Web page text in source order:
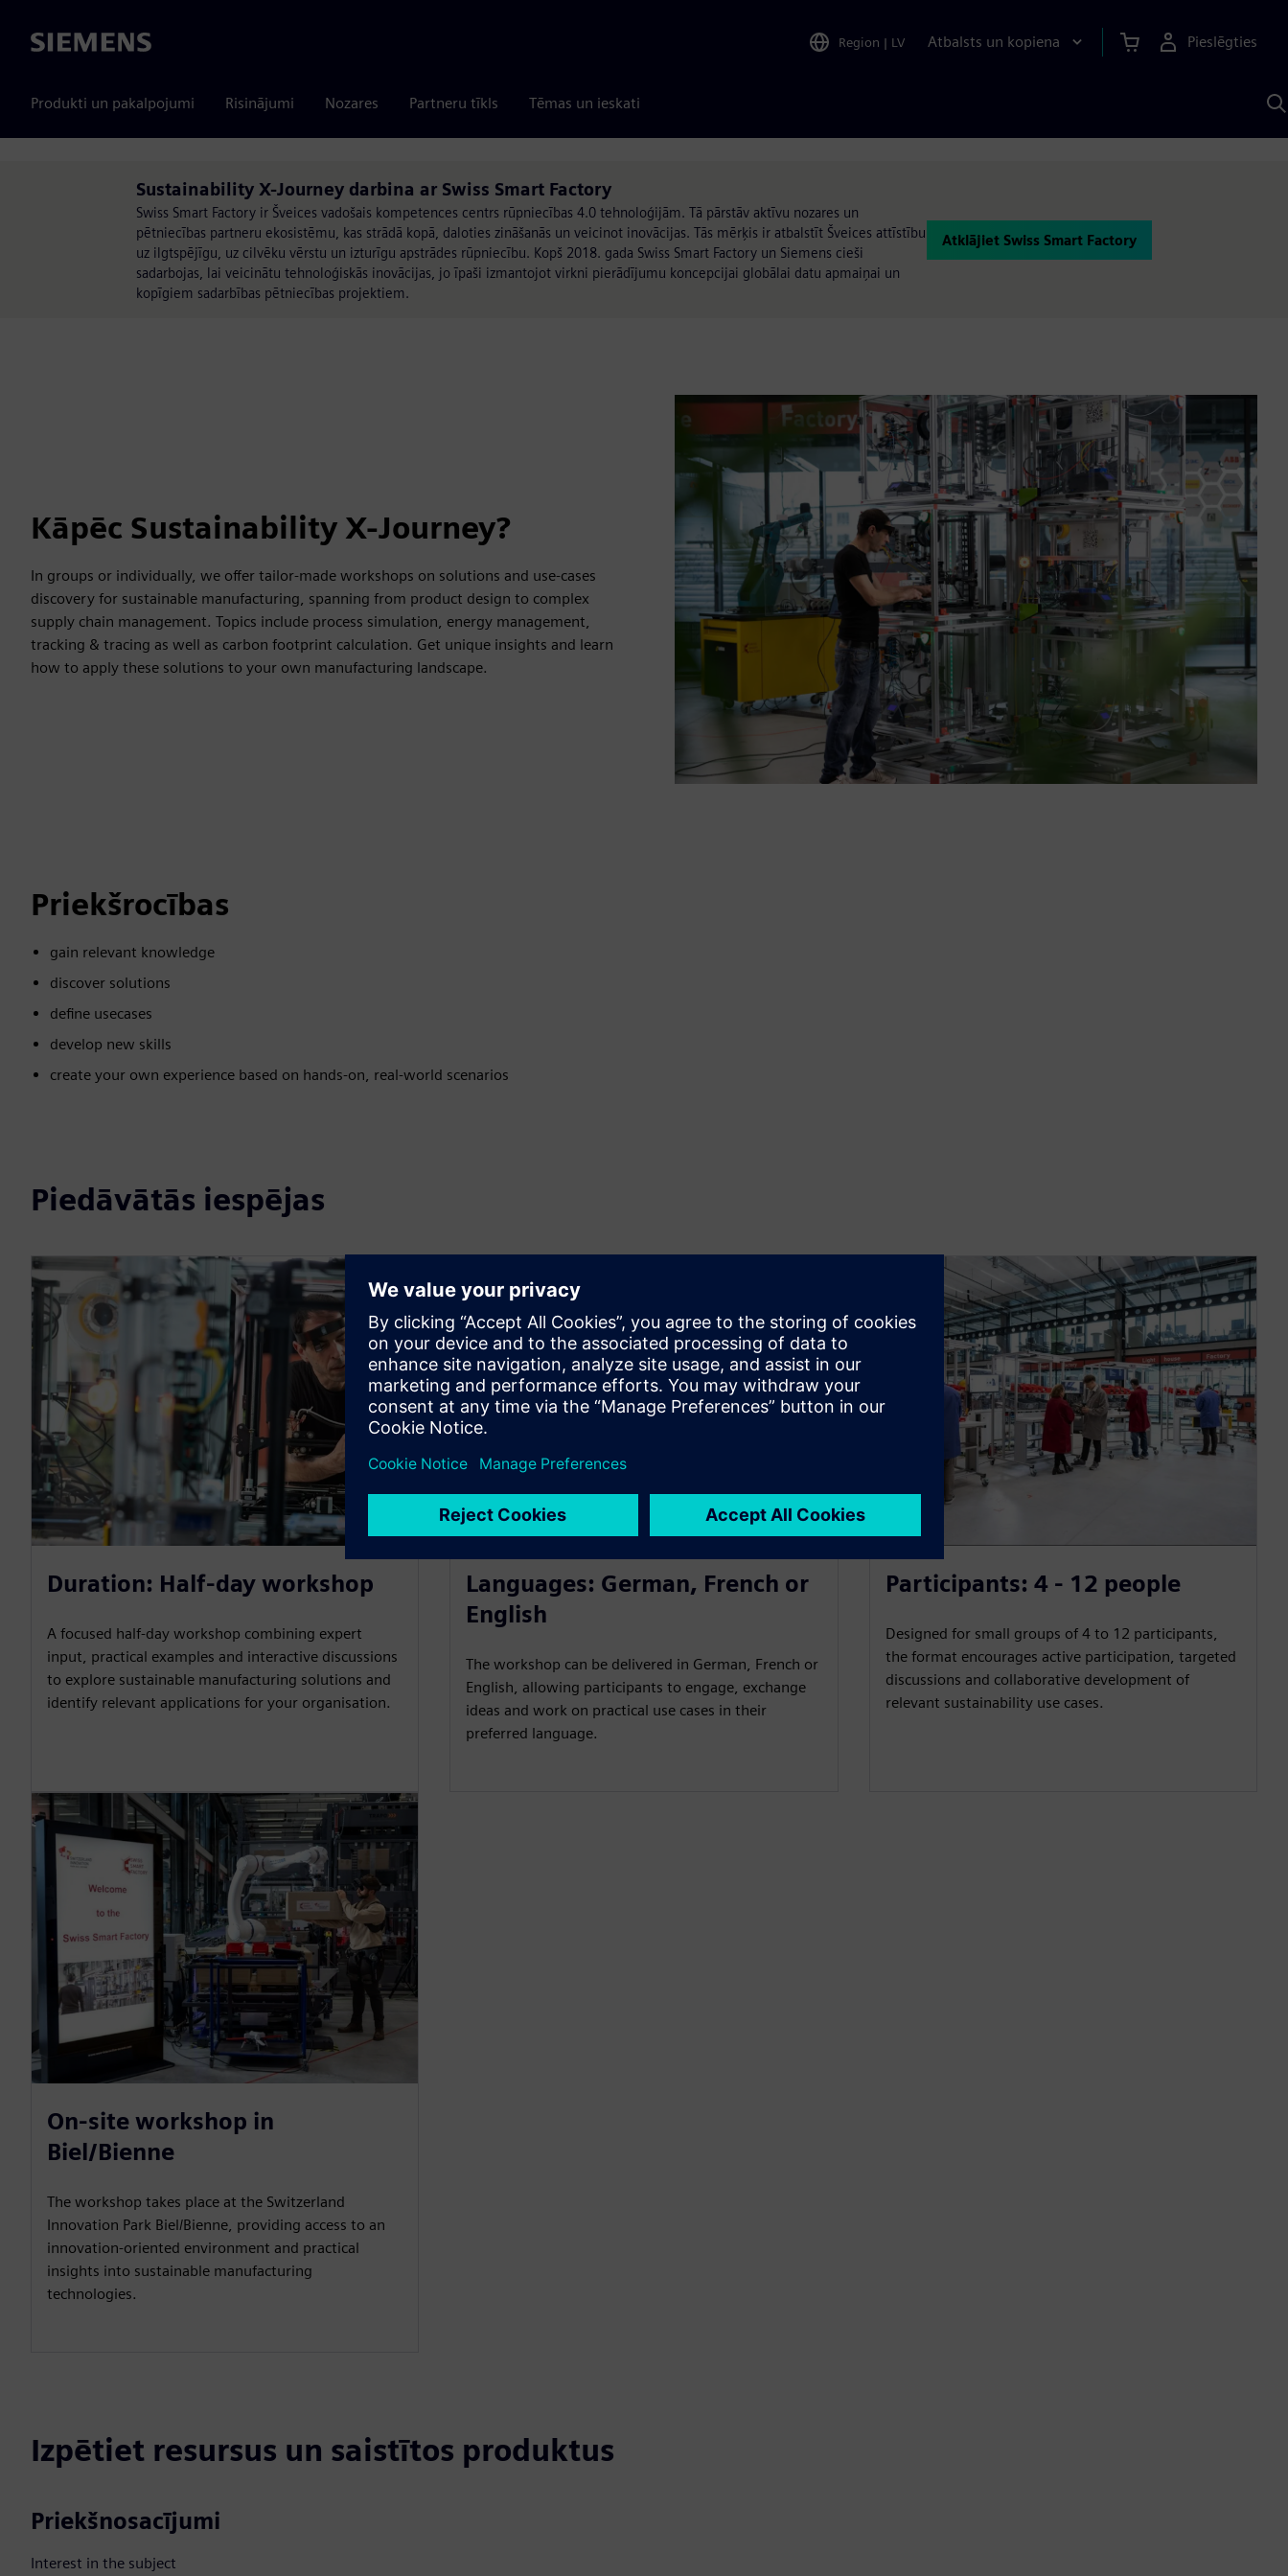
Siemens Region | LV Atbalsts un kopiena Pieslēgties
Produkti un pakalpojumi Risinājumi Nozares Partneru tīkls Tēmas un ieskati
Sustainability X-Journey darbina ar Swiss Smart Factory
Swiss Smart Factory ir Šveices vadošais kompetences centrs rūpniecības 4.0 tehnoloģijām. Tā pārstāv aktīvu nozares un
pētniecības partneru ekosistēmu, kas strādā kopā, daloties zināšanās un veicinot inovācijas. Tās mērķis ir atbalstīt Šveices attīstību
uz ilgtspējīgu, uz cilvēku vērstu un izturīgu apstrādes rūpniecību. Kopš 2018. gada Swiss Smart Factory un Siemens cieši
sadarbojas, lai veicinātu tehnoloģiskās inovācijas, jo īpaši izmantojot virkni pierādījumu koncepcijai globālai datu apmaiņai un
kopīgiem sadarbības pētniecības projektiem.
Atklājiet Swiss Smart Factory
Kāpēc Sustainability X-Journey?
In groups or individually, we offer tailor-made workshops on solutions and use-cases
discovery for sustainable manufacturing, spanning from product design to complex
supply chain management. Topics include process simulation, energy management,
tracking & tracing as well as carbon footprint calculation. Get unique insights and learn
how to apply these solutions to your own manufacturing landscape.
Priekšrocības
gain relevant knowledge
discover solutions
define usecases
develop new skills
create your own experience based on hands-on, real-world scenarios
Piedāvātās iespējas
Duration: Half-day workshop
A focused half-day workshop combining expert
input, practical examples and interactive discussions
to explore sustainable manufacturing solutions and
identify relevant applications for your organisation.
Languages: German, French or
English
The workshop can be delivered in German, French or
English, allowing participants to engage, exchange
ideas and work on practical use cases in their
preferred language.
Participants: 4 - 12 people
Designed for small groups of 4 to 12 participants,
the format encourages active participation, targeted
discussions and collaborative development of
relevant sustainability use cases.
On-site workshop in
Biel/Bienne
The workshop takes place at the Switzerland
Innovation Park Biel/Bienne, providing access to an
innovation-oriented environment and practical
insights into sustainable manufacturing
technologies.
Izpētiet resursus un saistītos produktus
Priekšnosacījumi
Interest in the subject